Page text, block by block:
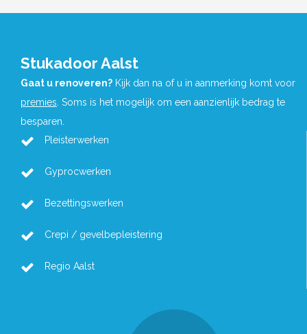
Stukadoor Aalst
Gaat u renoveren? Kijk dan na of u in aanmerking komt voor
premies. Soms is het mogelijk om een aanzienlijk bedrag te
besparen.
Pleisterwerken
Gyprocwerken
Bezettingswerken
Crepi / gevelbepleistering
Regio Aalst